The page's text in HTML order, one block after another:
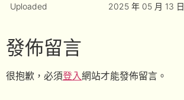
Uploaded 2025 年 05 月 13 日
發佈留言
很抱歉，必須登入網站才能發佈留言。